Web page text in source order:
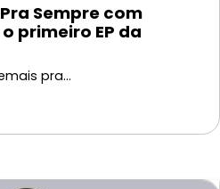
Sempre com
primeiro EP da
pra…